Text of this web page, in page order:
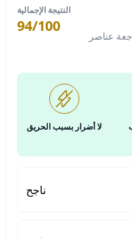
عناصر
النتيجة الإجمالية
94/100
لا أضرار بسبب الحريق
ناجح